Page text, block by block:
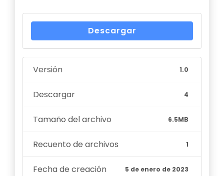
Descargar
Versión 1.0
Descargar 4
Tamaño del archivo 6.5MB
Recuento de archivos 1
Fecha de creación 5 de enero de 2023